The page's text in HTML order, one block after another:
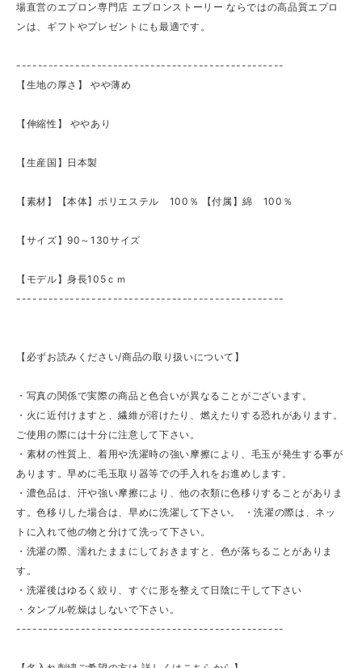
場直営のエプロン専門店 エプロンストーリー ならではの高品質エプロ
ンは、ギフトやプレゼントにも最適です。
--------------------------------------------------
【生地の厚さ】 やや薄め
【伸縮性】 ​ややあり
【生産国】日本製
【素材】【本体】ポリエステル 100％ 【付属】綿 100％
【サイズ】90～130サイズ
【モデル】身長105ｃｍ
--------------------------------------------------
【必ずお読みください/商品の取り扱いについて】
・写真の関係で実際の商品と色合いが異なることがございます。
・火に近付けますと、繊維が溶けたり、燃えたりする恐れがあります。
ご使用の際には十分に注意して下さい。
・素材の性質上、着用や洗濯時の強い摩擦により、毛玉が発生する事が
あります。早めに毛玉取り器等での手入れをお進めします。
・濃色品は、汗や強い摩擦により、他の衣類に色移りすることがありま
す。色移りした場合は、早めに洗濯して下さい。 ・洗濯の際は、ネッ
トに入れて他の物と分けて洗って下さい。
・洗濯の際、濡れたままにしておきますと、色が落ちることがありま
す。
・洗濯後はゆるく絞り、すぐに形を整えて日陰に干して下さい
・タンブル乾燥はしないで下さい。
--------------------------------------------------